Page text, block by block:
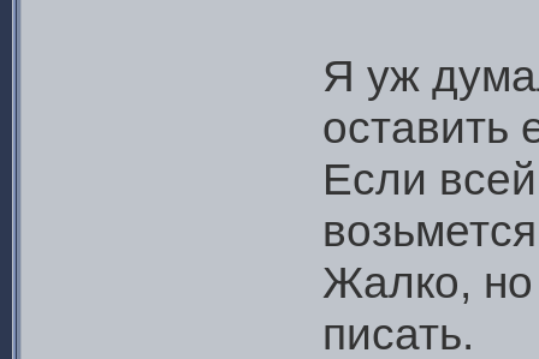
Я уж
оставить
Если
Жалко, но
писать.